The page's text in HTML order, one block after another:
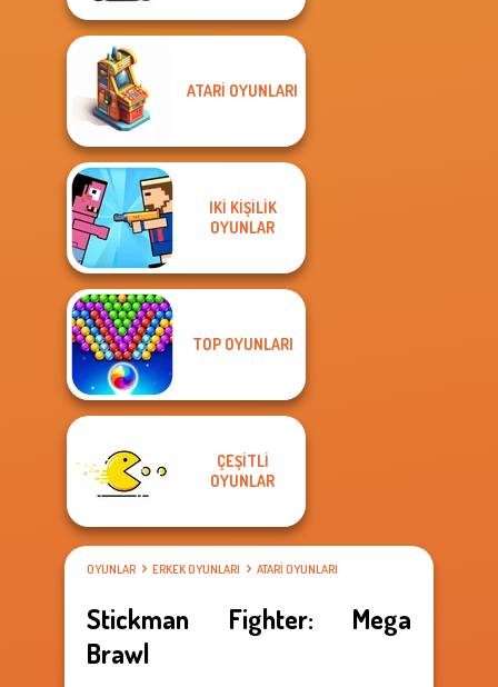
ATARI OYUNLARI
IKI KIŞILIK
OYUNLAR
TOP OYUNLARI
ÇEŞITLI
OYUNLAR
OYUNLAR ERKEK OYUNLARI ATARI OYUNLARI
Stickman Fighter: Mega
Brawl